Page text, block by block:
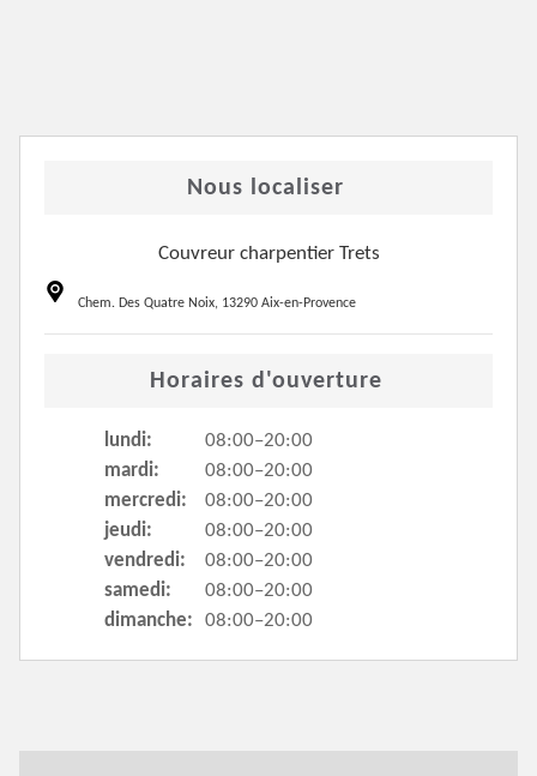
Nous localiser
Couvreur charpentier Trets
Chem. Des Quatre Noix, 13290 Aix-en-Provence
Horaires d'ouverture
lundi:
08:00–20:00
mardi:
08:00–20:00
mercredi:
08:00–20:00
jeudi:
08:00–20:00
vendredi:
08:00–20:00
samedi:
08:00–20:00
dimanche:
08:00–20:00